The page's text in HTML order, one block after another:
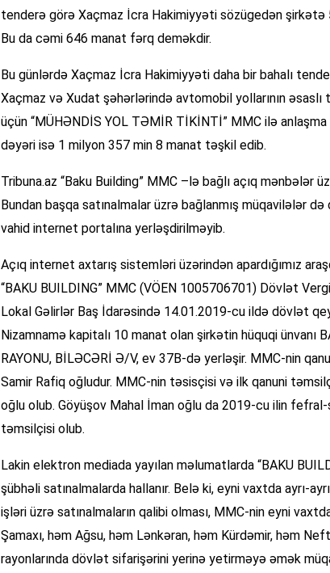
tenderə görə Xaçmaz İcra Hakimiyyəti sözügedən şirkətə
Bu da cəmi 646 manat fərq deməkdir.
Bu günlərdə Xaçmaz İcra Hakimiyyəti daha bir bahalı
Xaçmaz və Xudat şəhərlərində avtomobil yollarının
üçün “MÜHƏNDİS YOL TƏMİR TİKİNTİ” MMC ilə
dəyəri isə 1 milyon 357 min 8 manat təşkil edib.
Tribuna.az “Baku Building” MMC –lə bağlı açıq mənbələr
Bundan başqa satınalmalar üzrə bağlanmış müqavilələr də
vahid internet portalına yerləşdirilməyib.
Açıq internet axtarış sistemləri üzərindən apardığımız
“BAKU BUILDING” MMC (VÖEN 1005706701) Dövlət
Lokal Gəlirlər Baş İdarəsində 14.01.2019-cu ildə dövlət
Nizamnamə kapitalı 10 manat olan şirkətin hüquqi ünvanı
RAYONU, BİLƏCƏRİ Ə/V, ev 37B-də yerləşir. MMC-nin
Samir Rafiq oğludur. MMC-nin təsisçisi və ilk qanuni
oğlu olub. Göyüşov Mahal İman oğlu da 2019-cu ilin fefral-
təmsilçisi olub.
Lakin elektron mediada yayılan məlumatlarda “BAKU
şübhəli satınalmalarda hallanır. Belə ki, eyni vaxtda ayrı-
işləri üzrə satınalmaların qalibi olması, MMC-nin eyni
Şamaxı, həm Ağsu, həm Lənkəran, həm Kürdəmir, həm
rayonlarında dövlət sifarişərini yerinə yetirməyə əmək